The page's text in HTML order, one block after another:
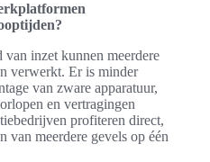
inzet kunnen meerdere
verwerkt. Er is minder
van zware apparatuur,
en vertragingen
profiteren direct,
van meerdere gevels op één